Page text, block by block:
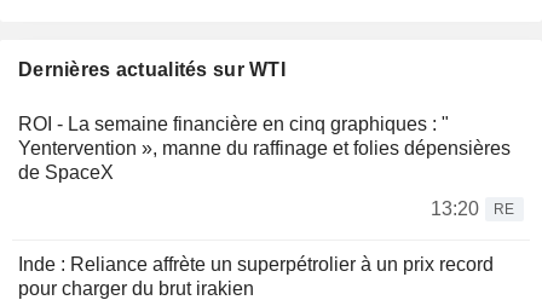
Dernières actualités sur WTI
ROI - La semaine financière en cinq graphiques : "
Yentervention », manne du raffinage et folies dépensières
de SpaceX
13:20
RE
Inde : Reliance affrète un superpétrolier à un prix record
pour charger du brut irakien